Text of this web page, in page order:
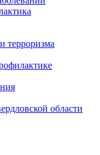
терроризма
области